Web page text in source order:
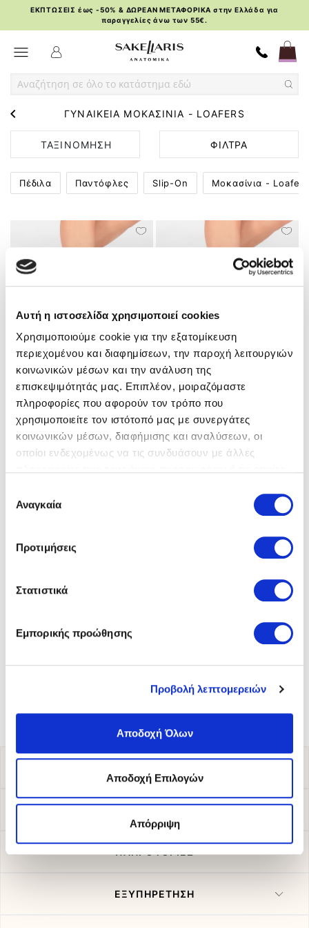
Αυτή η ιστοσελίδα χρησιμοποιεί cookies
Χρησιμοποιούμε cookie για την εξατομίκευση
περιεχομένου και διαφημίσεων, την παροχή λειτουργιών
κοινωνικών μέσων και την ανάλυση της
επισκεψιμότητάς μας. Επιπλέον, μοιραζόμαστε
πληροφορίες που αφορούν τον τρόπο που
χρησιμοποιείτε τον ιστότοπό μας με συνεργάτες
κοινωνικών μέσων, διαφήμισης και αναλύσεων, οι
οποίοι ενδεχομένως να τις συνδυάσουν με άλλες
των υπηρεσιών τους.
συγκατάθεσης
Αναγκαία
Προτιμήσεις
Στατιστικά
Εμπορικής προώθησης
Προβολή λεπτομερειών
Αποδοχή Όλων
Αποδοχή Επιλογών
Απόρριψη
ΕΚΠΤΩΣΕΙΣ έως -50% & ΔΩΡΕΑΝ ΜΕΤΑΦΟΡΙΚΑ στην Ελλάδα για
παραγγελίες άνω των 55€.
ΓΥΝΑΙΚΕΙΑ ΜΟΚΑΣΙΝΙΑ - LOAFERS
ΤΑΞΙΝΟΜΗΣΗ
ΚΑΤΑ
Πέδιλα Παντόφλες Slip-On Μοκασίνια - Loafers
ToscanaΜοκασίνια-Loafers
90,00 €
Toscana Μοκασίνια-Loafers
90,00 €
ΦΙΛΤΡΑ
ΠΑΡΑΚΟΛΟΥΘΗΣΗ ΠΑΡΑΓΓΕΛΙΑΣ
ΠΛΗΡΟΦΟΡΙΕΣ
ΕΞΥΠΗΡΕΤΗΣΗ